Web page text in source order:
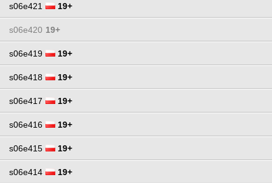
s06e421 19+
s06e420 19+
s06e419 19+
s06e418 19+
s06e417 19+
s06e416 19+
s06e415 19+
s06e414 19+